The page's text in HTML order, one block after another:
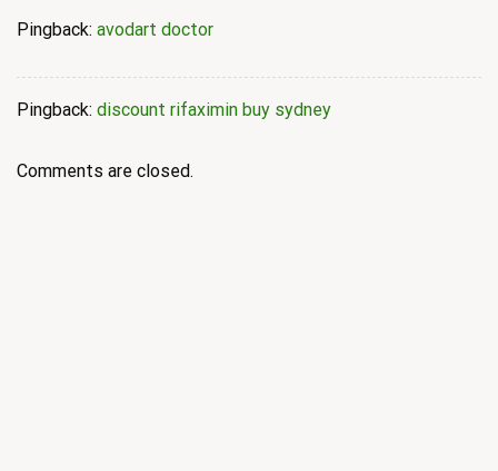
Pingback: avodart doctor
Pingback: discount rifaximin buy sydney
Comments are closed.